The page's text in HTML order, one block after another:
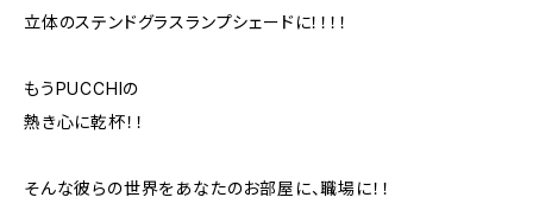
立体のステンドグラスランプシェードに！！！！
もうPUCCHIの
熱き心に乾杯！！
そんな彼らの世界をあなたのお部屋に、職場に！！